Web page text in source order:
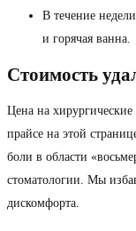
В течение
и горячая ванна.
Стоимость
Цена на
прайсе на этой
боли в области
стоматологии. Мы
дискомфорта.